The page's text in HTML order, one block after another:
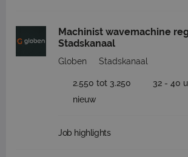
Machinist wavemachine
Stadskanaal
Globen Stadskanaal
2.550 tot 3.250 32 - 40
nieuw
Job highlights